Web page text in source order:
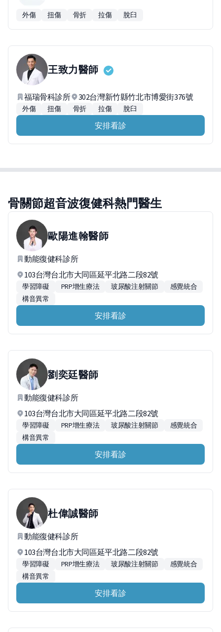
外傷 扭傷 骨折 拉傷 脫臼
王致力醫師
福瑞骨科診所 302台灣新竹縣竹北市博愛街376號
外傷 扭傷 骨折 拉傷 脫臼
安排看診
骨關節超音波復健科熱門醫生
歐陽進翰醫師
動能復健科診所
103台灣台北市大同區延平北路二段82號
學習障礙 PRP增生療法 玻尿酸注射關節
感覺統合
構音異常
安排看診
劉奕廷醫師
動能復健科診所
103台灣台北市大同區延平北路二段82號
學習障礙 PRP增生療法 玻尿酸注射關節
感覺統合
構音異常
安排看診
杜偉誠醫師
動能復健科診所
103台灣台北市大同區延平北路二段82號
學習障礙 PRP增生療法 玻尿酸注射關節
感覺統合
構音異常
安排看診